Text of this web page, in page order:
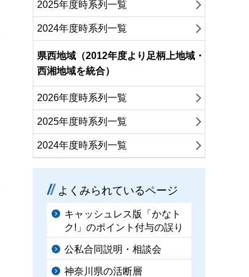
2025年度時系列一覧
2024年度時系列一覧
県西地域（2012年度より足柄上地域・
西湘地域を統合）
2026年度時系列一覧
2025年度時系列一覧
2024年度時系列一覧
よくみられているページ
キャッシュレス版「かなト
ク!」のポイント付与の誤り
公私合同説明・相談会
神奈川県の活断層